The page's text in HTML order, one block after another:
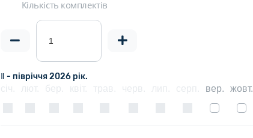
Кількість комплектів
Ⅱ - півріччя 2026 рік.
вер. жовт.